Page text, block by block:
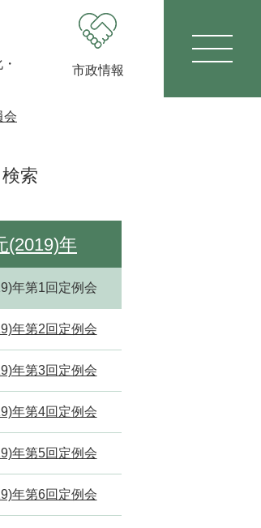
市政情報
会
索
(2019)年
年第1回定例会
年第2回定例会
年第3回定例会
年第4回定例会
年第5回定例会
年第6回定例会